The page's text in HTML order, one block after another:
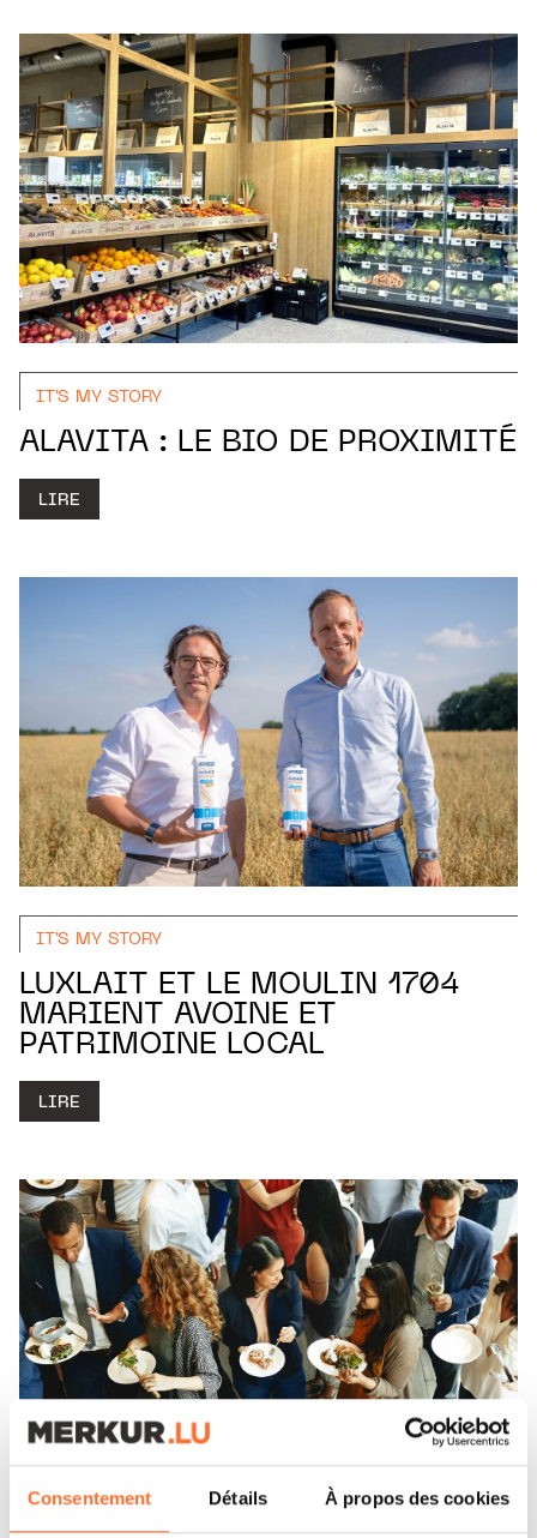
Consentement Détails À propos des cookies
IT'S MY STORY
ALAVITA : LE BIO DE PROXIMITÉ
LIRE
IT'S MY STORY
LUXLAIT ET LE MOULIN 1704
MARIENT AVOINE ET
PATRIMOINE LOCAL
LIRE